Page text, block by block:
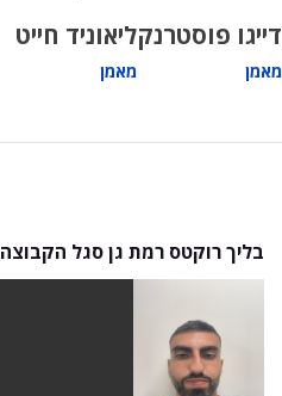
דייגו פוסטרנק
מאמן
ליאוניד חייט
מאמן
בליך רוקטס רמת גן סגל הקבוצה